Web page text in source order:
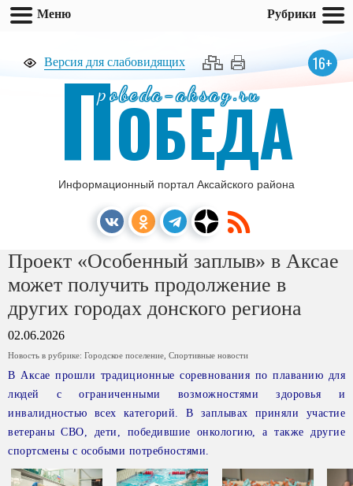
Версия для слабовидящих 16+
pobeda-aksay.ru
ПОБЕДА
Информационный портал Аксайского района
Проект «Особенный заплыв» в Аксае
может получить продолжение в
других городах донского региона
02.06.2026
Новость в рубрике: Городское поселение Спортивные новости
В Аксае прошли традиционные соревнования по плаванию для
людей с ограниченными возможностями здоровья и
инвалидностью всех категорий. В заплывах приняли участие
ветераны СВО, дети, победившие онкологию, а также другие
спортсмены с особыми потребностями.
Меню Рубрики